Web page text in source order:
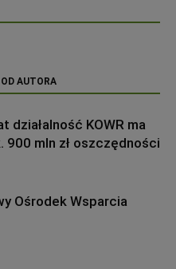
AUTORA
działalność KOWR ma
900 mln zł oszczędności
Ośrodek Wsparcia